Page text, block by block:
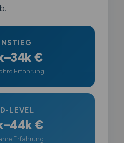
€
Erfahrung
LEVEL
€
Erfahrung